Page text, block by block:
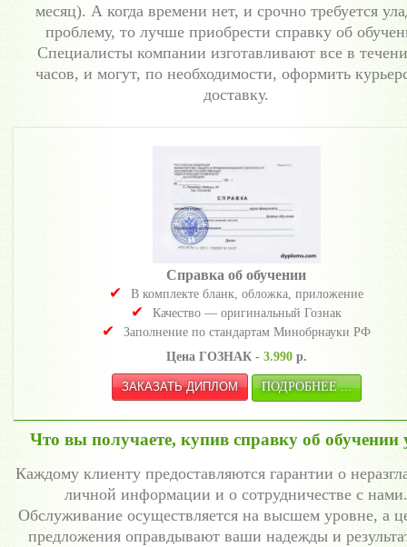
месяц). А когда времени нет, и срочно требуется
проблему, то лучше приобрести справку об
Специалисты компании изготавливают все в
часов, и могут, по необходимости, оформить
доставку.
Справка об обучении
В комплекте бланк, обложка, приложение
Качество — оригинальный Гознак
Заполнение по стандартам Минобрнауки РФ
Цена ГОЗНАК - 3.990 р.
ПОДРОБНЕЕ ...
Что вы получаете, купив справку об обучении
Каждому клиенту предоставляются гарантии о
личной информации и о сотрудничестве с нами.
Обслуживание осуществляется на высшем уровне, а
предложения оправдывают ваши надежды и